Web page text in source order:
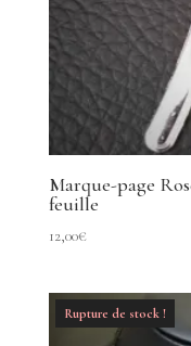
Marque-page
feuille
12,00€
Rupture de stock !